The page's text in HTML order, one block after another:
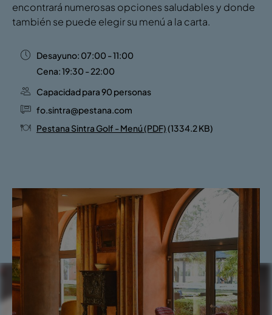
encontrará numerosas opciones saludables y donde
también se puede elegir su menú a la carta.
Desayuno: 07:00 - 11:00
Cena: 19:30 - 22:00
Capacidad para 90 personas
fo.sintra@pestana.com
Pestana Sintra Golf - Menú (PDF)(1334.2 KB)